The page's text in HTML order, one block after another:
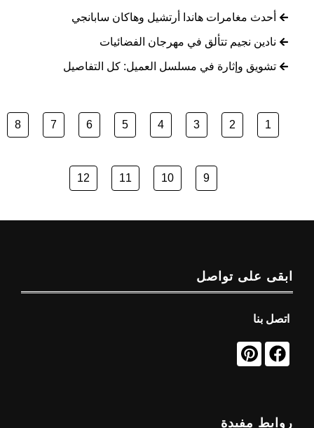
أحدث مغامرات هاندا أرتشيل وهاكان سابانجي
نادين نجيم تتألق في مهرجان الفضائيات
تشويق وإثارة في مسلسل العميل: كل التفاصيل
1
2
3
4
5
6
7
8
9
10
11
12
ابقى على تواصل
اتصل بنا
روابط مفيدة